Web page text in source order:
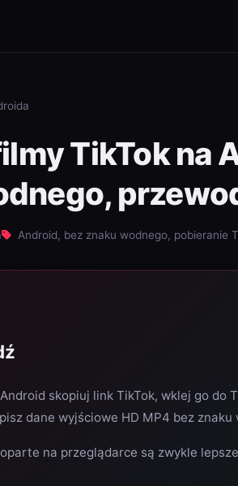
TikTok na
Android, bez znaku wodnego, pobieranie
skopiuj link TikTok, wklej go do
dane wyjściowe HD MP4 bez znaku
na przeglądarce są zwykle